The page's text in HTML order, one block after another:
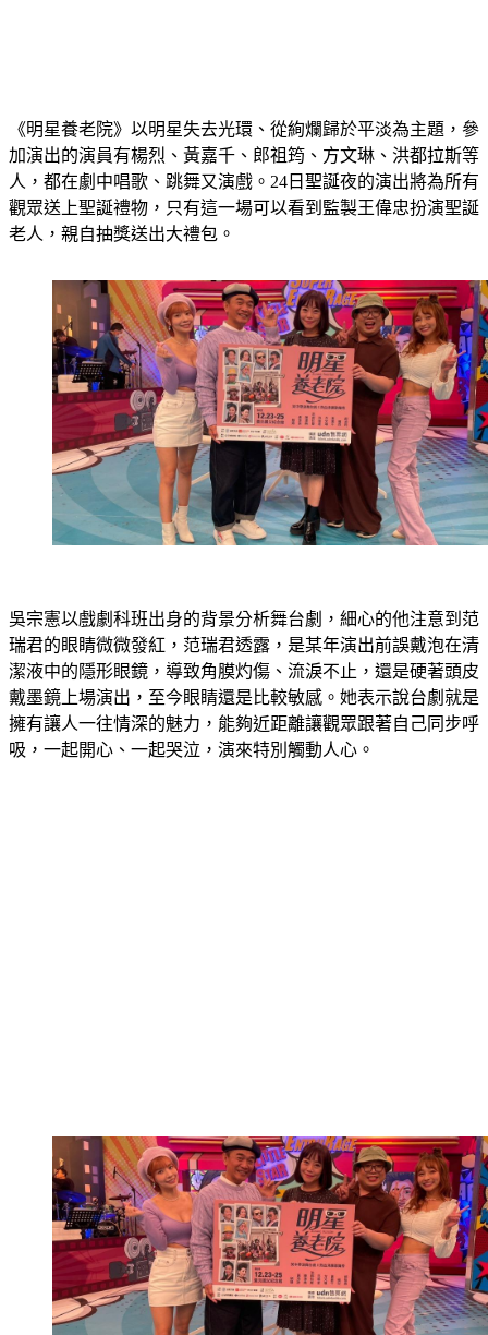
《明星養老院》以明星失去光環、從絢爛歸於平淡為主題，參
加演出的演員有楊烈、黃嘉千、郎祖筠、方文琳、洪都拉斯等
人，都在劇中唱歌、跳舞又演戲。24日聖誕夜的演出將為所有
觀眾送上聖誕禮物，只有這一場可以看到監製王偉忠扮演聖誕
老人，親自抽獎送出大禮包。
吳宗憲以戲劇科班出身的背景分析舞台劇，細心的他注意到范
瑞君的眼睛微微發紅，范瑞君透露，是某年演出前誤戴泡在清
潔液中的隱形眼鏡，導致角膜灼傷、流淚不止，還是硬著頭皮
戴墨鏡上場演出，至今眼睛還是比較敏感。她表示說台劇就是
擁有讓人一往情深的魅力，能夠近距離讓觀眾跟著自己同步呼
吸，一起開心、一起哭泣，演來特別觸動人心。